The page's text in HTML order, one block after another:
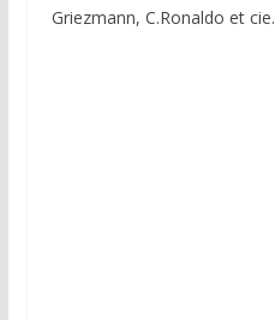
Griezmann, C.Ronaldo et cie.